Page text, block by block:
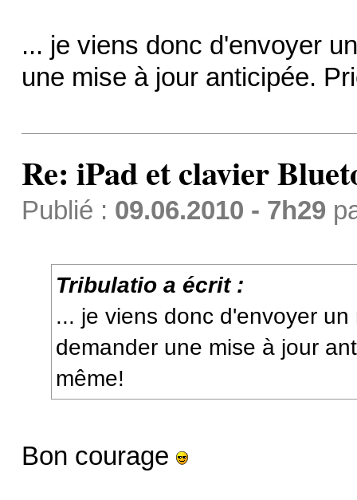
... je viens donc d'envoyer
une mise à jour anticipée.
Re: iPad et clavier
Publié : 09.06.2010 - 7h29
Tribulatio a écrit :
... je viens donc d'envoyer
demander une mise à jour
même!
Bon courage